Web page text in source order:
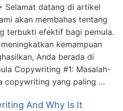
Selamat datang di artikel
akan membahas tentang
terbukti efektif bagi pemula.
kemampuan
Anda berada di
Copywriting #1: Masalah-
copywriting yang paling …
And Why Is It